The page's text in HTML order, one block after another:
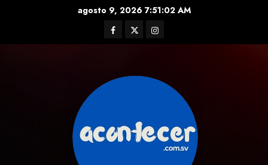
agosto 9, 2026 7:51:03 AM
Facebook
TwitterInstagram